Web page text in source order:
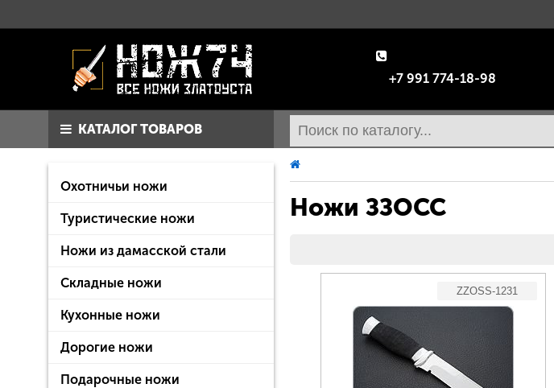
+7 991 774-18-98
КАТАЛОГ ТОВАРОВ
Охотничьи ножи
Туристические ножи
Ножи из дамасской стали
Складные ножи
Кухонные ножи
Дорогие ножи
Подарочные ножи
Ножи ЗЗОСС
ZZOSS-1231